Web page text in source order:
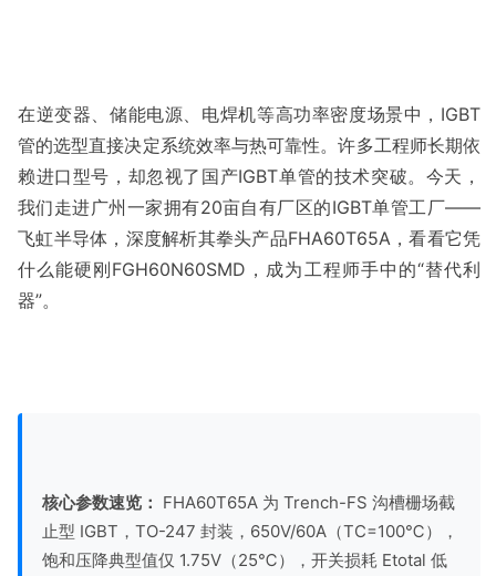
在逆变器、储能电源、电焊机等高功率密度场景中，IGBT
管的选型直接决定系统效率与热可靠性。许多工程师长期依
赖进口型号，却忽视了国产IGBT单管的技术突破。今天，
我们走进广州一家拥有20亩自有厂区的IGBT单管工厂——
飞虹半导体，深度解析其拳头产品FHA60T65A，看看它凭
什么能硬刚FGH60N60SMD，成为工程师手中的“替代利
核心参数速览： FHA60T65A 为 Trench-FS 沟槽栅场截
止型 IGBT，TO-247 封装，650V/60A（TC=100℃），
饱和压降典型值仅 1.75V（25℃），开关损耗 Etotal 低